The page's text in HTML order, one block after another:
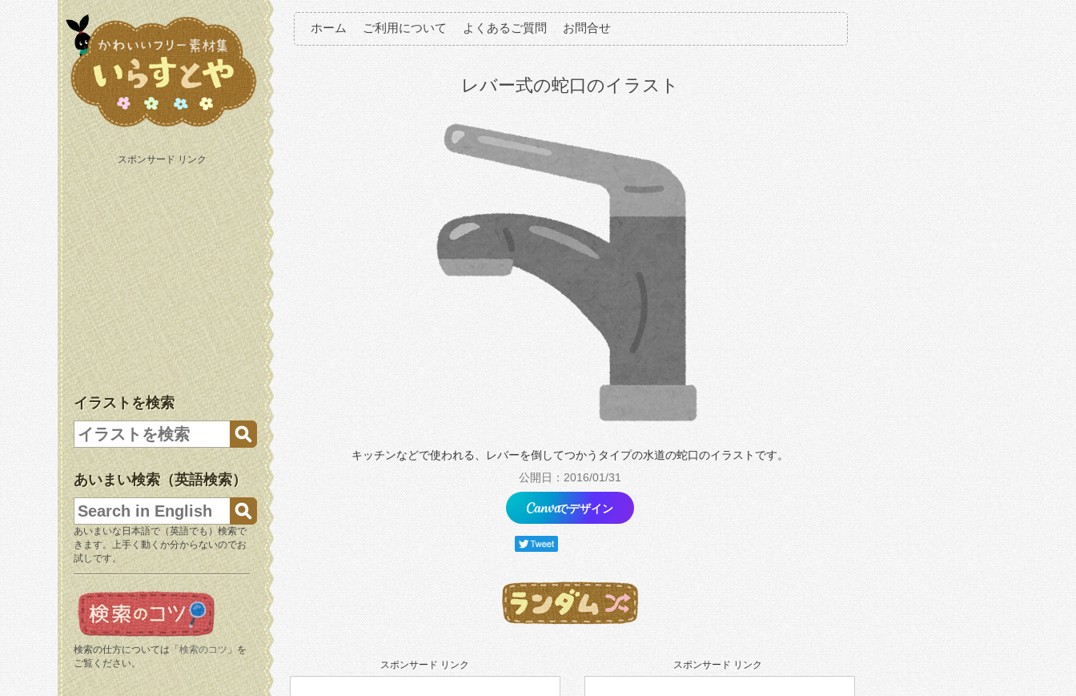
スポンサード リンク
イラストを検索
あいまい検索（英語検索）
あいまいな日本語で（英語でも）検索で
きます。上手く動くか分からないのでお
試しです。
検索の仕方については「 検索のコツ 」を
ご覧ください。
ホーム ご利用について よくあるご質問 お問合せ
レバー式の蛇口のイラスト
キッチンなどで使われる、レバーを倒してつかうタイプの水道の蛇口のイラストです。
公開日：2016/01/31
でデザイン
スポンサード リンク スポンサード リンク